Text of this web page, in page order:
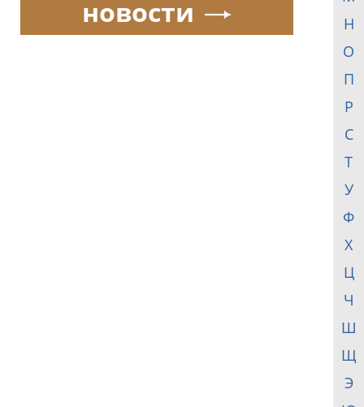
Н
О
П
Р
С
Т
У
Ф
Х
Ц
Ч
Ш
Щ
Э
новости